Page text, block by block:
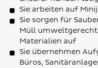
Sie arbeiten auf
Sie sorgen für
Müll
Materialien auf
Sie übernehmen
Büros,